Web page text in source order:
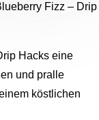
Fizz – Drip
Hacks eine
und pralle
köstlichen